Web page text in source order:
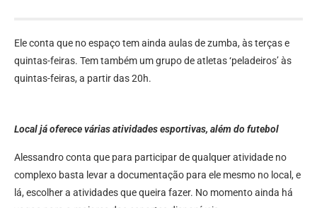
Ele conta que no espaço tem ainda aulas de zumba, às terças e
quintas-feiras. Tem também um grupo de atletas ‘peladeiros’ às
quintas-feiras, a partir das 20h.
Local já oferece várias atividades esportivas, além do futebol
Alessandro conta que para participar de qualquer atividade no
complexo basta levar a documentação para ele mesmo no local, e
lá, escolher a atividades que queira fazer. No momento ainda há